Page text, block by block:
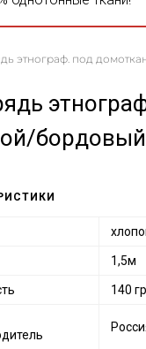
этнограф. под
1,5м
140